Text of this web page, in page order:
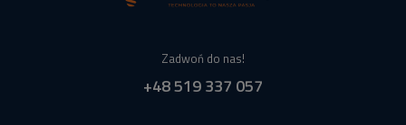
Zadwoń do nas!
+48 519 337 057